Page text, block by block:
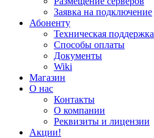
Заявка на подключение
Абоненту
Техническая поддержка
Способы оплаты
Документы
Wiki
Магазин
О нас
Контакты
О компании
Реквизиты и лицензии
Акции!